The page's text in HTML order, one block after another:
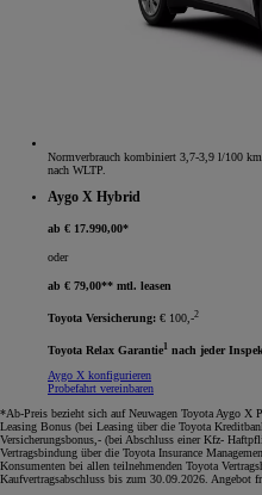
Normverbrauch kombiniert 3,7-3,9 l/100
nach WLTP.
Aygo X Hybrid
ab € 17.990,00*
oder
ab € 79,00** mtl. leasen
Toyota Versicherung: € 100,-2
Toyota Relax Garantie1 nach jeder
Aygo X konfigurieren
Probefahrt vereinbaren
*Ab-Preis bezieht sich auf Neuwagen Toyota Aygo
Leasing Bonus (bei Leasing über die Toyota
Versicherungsbonus,- (bei Abschluss einer Kfz-
Vertragsbindung über die Toyota Insurance
Konsumenten bei allen teilnehmenden Toyota
Kaufvertragsabschluss bis zum 30.09.2026. Angebot